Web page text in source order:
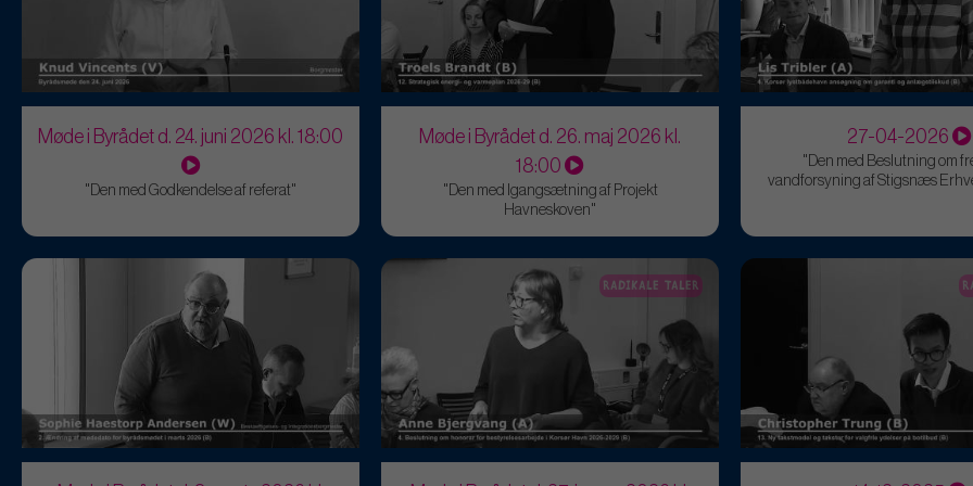
Møde i Byrådet d. 24. juni 2026 kl. 18:00
"Den med Godkendelse af referat"
Møde i Byrådet d. 26. maj 2026 kl.
18:00
"Den med Igangsætning af Projekt
Havneskoven"
27-04-2026
"Den med Beslutning om
vandforsyning af Stigsnæs
RADIKALE TALER